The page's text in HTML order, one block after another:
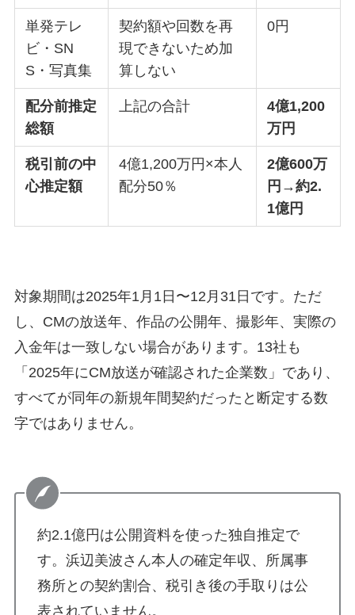
単発テレ
ビ・SN
S・写真集
契約額や回数を再
現できないため加
算しない
0円
配分前推定
総額
上記の合計
4億1,200
万円
税引前の中
心推定額
4億1,200万円×本人
配分50％
2億600万
円→約2.
1億円
対象期間は2025年1月1日〜12月31日です。ただ
し、CMの放送年、作品の公開年、撮影年、実際の
入金年は一致しない場合があります。13社も
「2025年にCM放送が確認された企業数」であり、
すべてが同年の新規年間契約だったと断定する数
字ではありません。
約2.1億円は公開資料を使った独自推定で
す。浜辺美波さん本人の確定年収、所属事
務所との契約割合、税引き後の手取りは公
表されていません。